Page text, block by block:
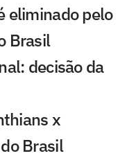
eliminado pelo
Brasil
decisão da
x
Brasil